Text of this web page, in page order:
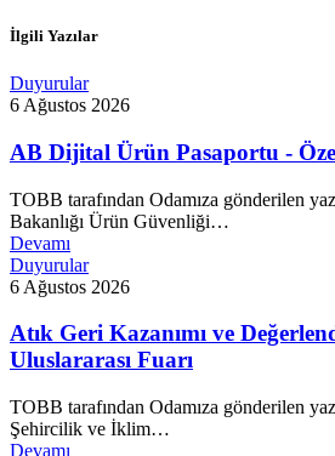
İlgili Yazılar
Duyurular
6 Ağustos 2026
AB Dijital Ürün Pasaportu -
TOBB tarafından Odamıza gönderilen
Bakanlığı Ürün Güvenliği…
Devamı
Duyurular
6 Ağustos 2026
Atık Geri Kazanımı ve
Uluslararası Fuarı
TOBB tarafından Odamıza gönderilen
Şehircilik ve İklim…
Devamı